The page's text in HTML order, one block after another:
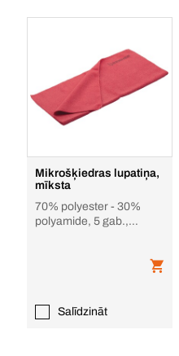
Mikrošķiedras lupatiņa,
mīksta
70% polyester - 30%
polyamide, 5 gab.,
Salīdzināt